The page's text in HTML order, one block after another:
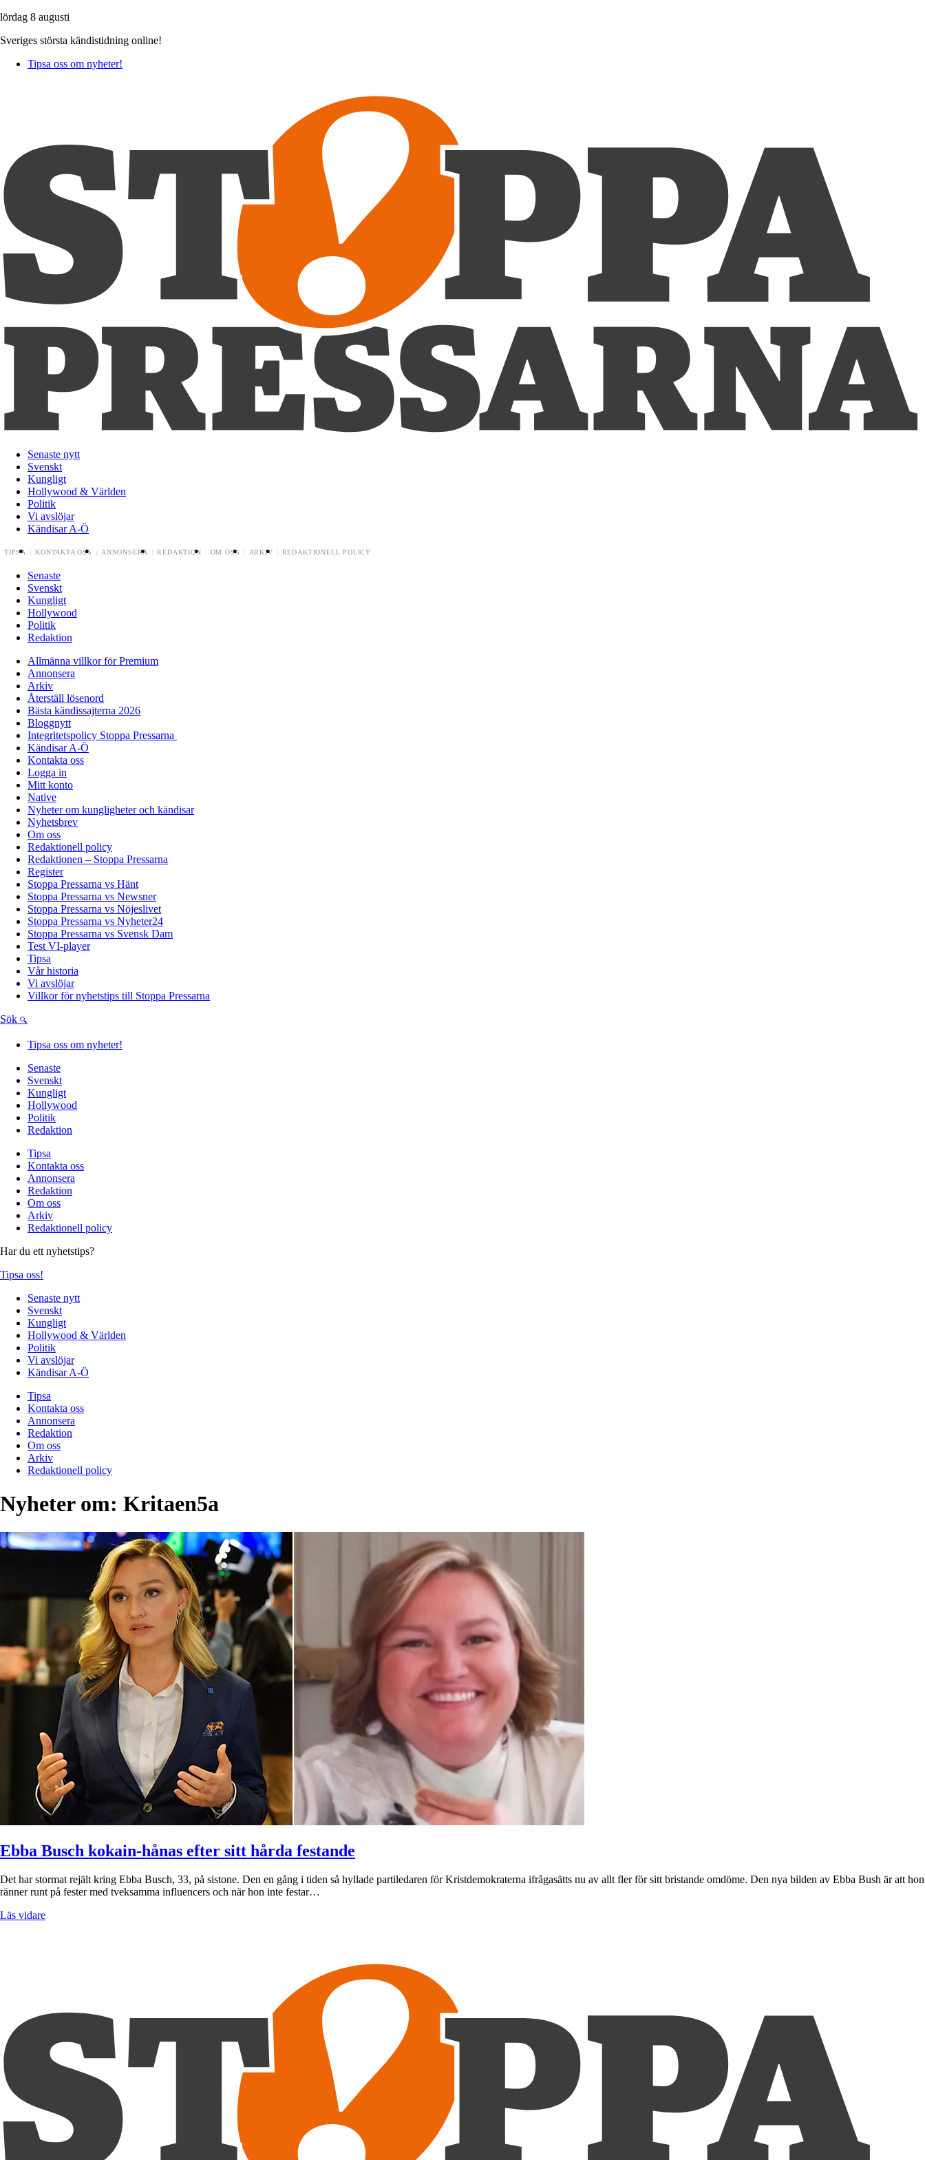
lördag 8 augusti
Sveriges största kändistidning online!
Tipsa oss om nyheter!
Senaste nytt
Svenskt
Kungligt
Hollywood & Världen
Politik
Vi avslöjar
Kändisar A-Ö
TIPSA KONTAKTA OSS ANNONSERA REDAKTION OM OSS ARKIV REDAKTIONELL POLICY
Senaste
Svenskt
Kungligt
Hollywood
Politik
Redaktion
Allmänna villkor för Premium
Annonsera
Arkiv
Återställ lösenord
Bästa kändissajterna 2026
Bloggnytt
Integritetspolicy Stoppa Pressarna
Kändisar A-Ö
Kontakta oss
Logga in
Mitt konto
Native
Nyheter om kungligheter och kändisar
Nyhetsbrev
Om oss
Redaktionell policy
Redaktionen – Stoppa Pressarna
Register
Stoppa Pressarna vs Hänt
Stoppa Pressarna vs Newsner
Stoppa Pressarna vs Nöjeslivet
Stoppa Pressarna vs Nyheter24
Stoppa Pressarna vs Svensk Dam
Test VI-player
Tipsa
Vår historia
Vi avslöjar
Villkor för nyhetstips till Stoppa Pressarna
Sök
Tipsa oss om nyheter!
Senaste
Svenskt
Kungligt
Hollywood
Politik
Redaktion
Tipsa
Kontakta oss
Annonsera
Redaktion
Om oss
Arkiv
Redaktionell policy
Har du ett nyhetstips?
Tipsa oss!
Senaste nytt
Svenskt
Kungligt
Hollywood & Världen
Politik
Vi avslöjar
Kändisar A-Ö
Tipsa
Kontakta oss
Annonsera
Redaktion
Om oss
Arkiv
Redaktionell policy
Nyheter om: Kritaen5a
Ebba Busch kokain-hånas efter sitt hårda festande
Det har stormat rejält kring Ebba Busch, 33, på sistone. Den en gång i tiden så hyllade partiledaren för Kristdemokraterna ifrågasätts nu av allt fler för sitt bristande omdöme. Den nya bilden av Ebba Bush är att hon
ränner runt på fester med tveksamma influencers och när hon inte festar…
Läs vidare